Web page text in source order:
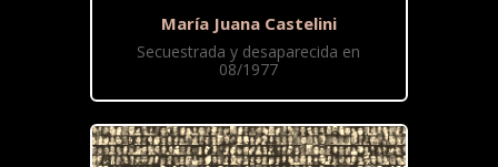
María Juana Castelini
Secuestrada y desaparecida en
08/1977